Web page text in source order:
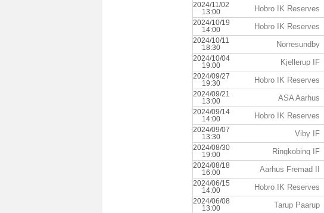
2024/11/02
13:00
Hobro IK Reserves
2024/10/19
14:00
Hobro IK Reserves
2024/10/11
18:30
Norresundby
2024/10/04
19:00
Kjellerup IF
2024/09/27
19:30
Hobro IK Reserves
2024/09/21
13:00
ASA Aarhus
2024/09/14
14:00
Hobro IK Reserves
2024/09/07
13:30
Viby IF
2024/08/30
19:00
Ringkobing IF
2024/08/18
16:00
Aarhus Fremad II
2024/06/15
14:00
Hobro IK Reserves
2024/06/08
13:00
Tarup Paarup